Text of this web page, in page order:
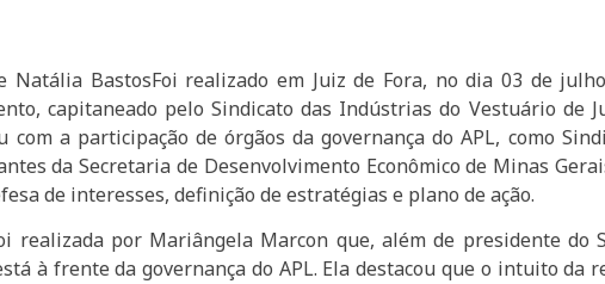
Natália BastosFoi realizado em Juiz de Fora, no dia 03 de
capitaneado pelo Sindicato das Indústrias do Vestuário de
a participação de órgãos da governança do APL, como
da Secretaria de Desenvolvimento Econômico de Minas
de interesses, definição de estratégias e plano de ação.
realizada por Mariângela Marcon que, além de presidente do
à frente da governança do APL. Ela destacou que o intuito